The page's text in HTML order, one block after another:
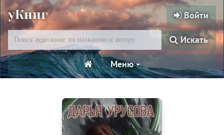
уКниг Войти
Искать
Меню